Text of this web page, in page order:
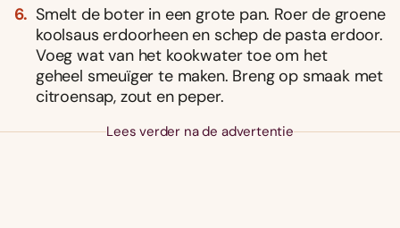
Smelt de boter in een grote pan. Roer de groene
koolsaus erdoorheen en schep de pasta erdoor.
Voeg wat van het kookwater toe om het
geheel smeuïger te maken. Breng op smaak met
citroensap, zout en peper.
Lees verder na de advertentie